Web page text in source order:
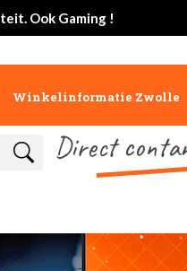
Ook Gaming !
Winkelinformatie Zwolle
Direct